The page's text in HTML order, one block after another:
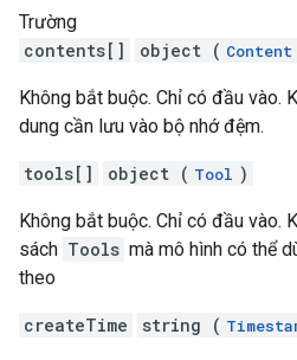
Trường
contents[]
object ( Content
Không bắt buộc. Chỉ có đầu vào.
dung cần lưu vào bộ nhớ đệm.
tools[] object ( Tool )
Không bắt buộc. Chỉ có đầu vào.
sách Tools mà mô hình có thể
theo
createTime string (